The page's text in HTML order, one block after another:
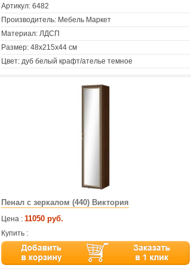
Артикул: 6482
Производитель: Мебель Маркет
Материал: ЛДСП
Размер: 48х215х44 см
Цвет: дуб белый крафт/ателье темное
Пенал с зеркалом (440) Виктория
Цена : 11050 руб.
Купить :